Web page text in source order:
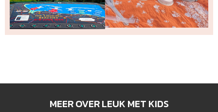
MEER OVER LEUK MET KIDS